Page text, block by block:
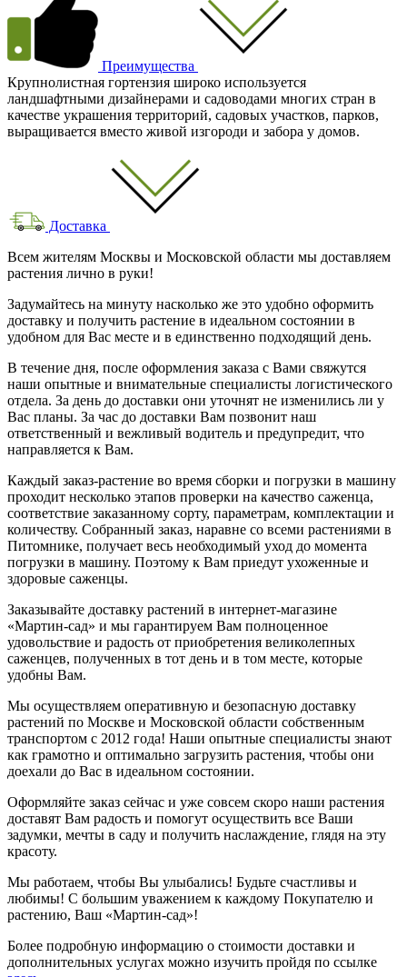
Преимущества
Крупнолистная гортензия широко используется
ландшафтными дизайнерами и садоводами многих стран в
качестве украшения территорий, садовых участков, парков,
выращивается вместо живой изгороди и забора у домов.
Доставка
Всем жителям Москвы и Московской области мы доставляем
растения лично в руки!
Задумайтесь на минуту насколько же это удобно оформить
доставку и получить растение в идеальном состоянии в
удобном для Вас месте и в единственно подходящий день.
В течение дня, после оформления заказа с Вами свяжутся
наши опытные и внимательные специалисты логистического
отдела. За день до доставки они уточнят не изменились ли у
Вас планы. За час до доставки Вам позвонит наш
ответственный и вежливый водитель и предупредит, что
направляется к Вам.
Каждый заказ-растение во время сборки и погрузки в машину
проходит несколько этапов проверки на качество саженца,
соответствие заказанному сорту, параметрам, комплектации и
количеству. Собранный заказ, наравне со всеми растениями в
Питомнике, получает весь необходимый уход до момента
погрузки в машину. Поэтому к Вам приедут ухоженные и
здоровые саженцы.
Заказывайте доставку растений в интернет-магазине
«Мартин-сад» и мы гарантируем Вам полноценное
удовольствие и радость от приобретения великолепных
саженцев, полученных в тот день и в том месте, которые
удобны Вам.
Мы осуществляем оперативную и безопасную доставку
растений по Москве и Московской области собственным
транспортом с 2012 года! Наши опытные специалисты знают
как грамотно и оптимально загрузить растения, чтобы они
доехали до Вас в идеальном состоянии.
Оформляйте заказ сейчас и уже совсем скоро наши растения
доставят Вам радость и помогут осуществить все Ваши
задумки, мечты в саду и получить наслаждение, глядя на эту
красоту.
Мы работаем, чтобы Вы улыбались! Будьте счастливы и
любимы! С большим уважением к каждому Покупателю и
растению, Ваш «Мартин-сад»!
Более подробную информацию о стоимости доставки и
дополнительных услугах можно изучить пройдя по ссылке